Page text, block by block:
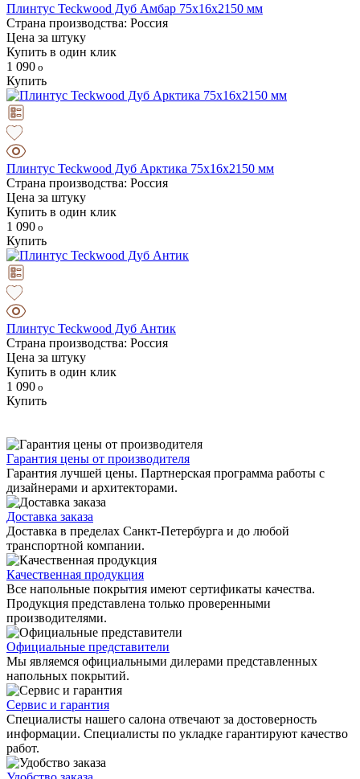
Плинтус Teckwood Дуб Амбар 75х16х2150 мм
Страна производства: Россия
Цена за штуку
Купить в один клик
1 090
Купить
Плинтус Teckwood Дуб Арктика 75х16х2150 мм
Страна производства: Россия
Цена за штуку
Купить в один клик
1 090
Купить
Плинтус Teckwood Дуб Антик
Страна производства: Россия
Цена за штуку
Купить в один клик
1 090
Купить
Гарантия цены от производителя
Гарантия лучшей цены. Партнерская программа работы с
дизайнерами и архитекторами.
Доставка заказа
Доставка в пределах Санкт-Петербурга и до любой
транспортной компании.
Качественная продукция
Все напольные покрытия имеют сертификаты качества.
Продукция представлена только проверенными
производителями.
Официальные представители
Мы являемся официальными дилерами представленных
напольных покрытий.
Сервис и гарантия
Специалисты нашего салона отвечают за достоверность
информации. Специалисты по укладке гарантируют качество
работ.